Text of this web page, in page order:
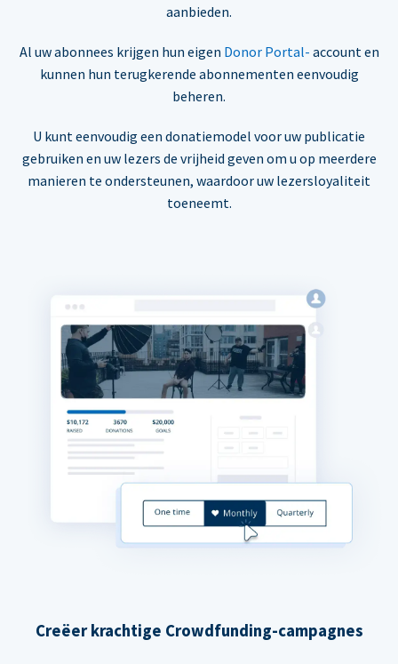
aanbieden.
Al uw abonnees krijgen hun eigen Donor Portal- account en
kunnen hun terugkerende abonnementen eenvoudig
beheren.
U kunt eenvoudig een donatiemodel voor uw publicatie
gebruiken en uw lezers de vrijheid geven om u op meerdere
manieren te ondersteunen, waardoor uw lezersloyaliteit
toeneemt.
Creëer krachtige Crowdfunding-campagnes